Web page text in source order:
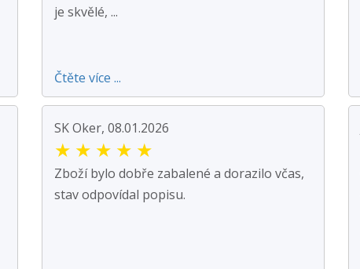
je skvělé, ...
Čtěte více ...
SK Oker, 08.01.2026
★ ★ ★ ★ ★
Zboží bylo dobře zabalené a dorazilo včas,
stav odpovídal popisu.